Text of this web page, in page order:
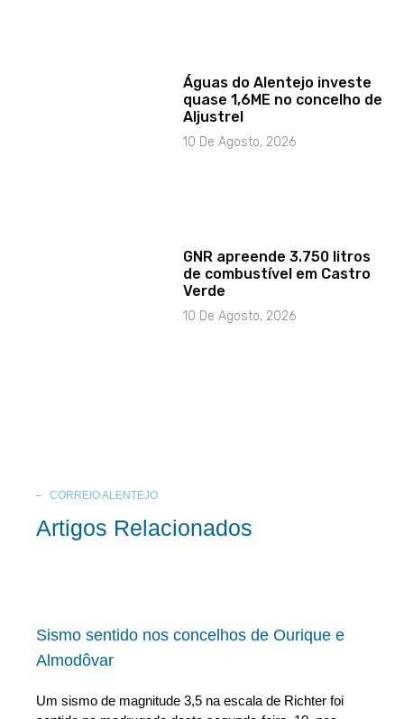
Águas do Alentejo investe
quase 1,6ME no concelho de
Aljustrel
10 De Agosto, 2026
GNR apreende 3.750 litros
de combustível em Castro
Verde
10 De Agosto, 2026
CORREIO ALENTEJO
Artigos Relacionados
Sismo sentido nos concelhos de Ourique e
Almodôvar
Um sismo de magnitude 3,5 na escala de Richter foi